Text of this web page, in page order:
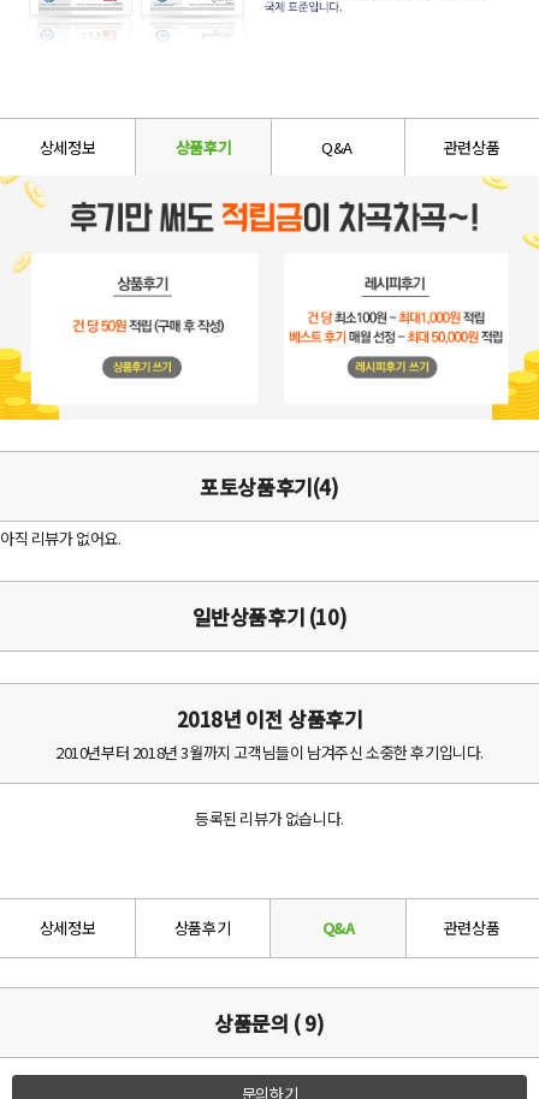
상세정보 상품후기 Q&A 관련상품
포토상품후기(4)
아직 리뷰가 없어요.
일반상품후기 (10)
2018년 이전 상품후기
2010년부터 2018년 3월까지 고객님들이 남겨주신 소중한 후기입니다.
등록된 리뷰가 없습니다.
상세정보 상품후기 Q&A 관련상품
상품문의 ( 9)
문의하기